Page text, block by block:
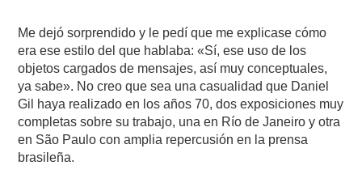
Me dejó sorprendido y le pedí que me explicase cómo
era ese estilo del que hablaba: «Sí, ese uso de los
objetos cargados de mensajes, así muy conceptuales,
ya sabe». No creo que sea una casualidad que Daniel
Gil haya realizado en los años 70, dos exposiciones muy
completas sobre su trabajo, una en Río de Janeiro y otra
en São Paulo con amplia repercusión en la prensa
brasileña.